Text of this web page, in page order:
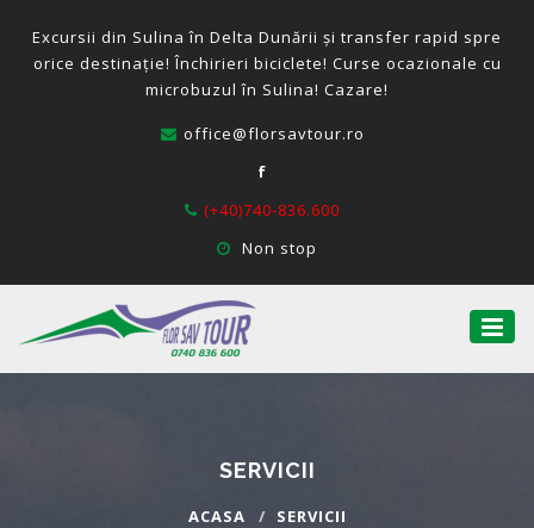
Excursii din Sulina în Delta Dunării și transfer rapid spre
orice destinație! Închirieri biciclete! Curse ocazionale cu
microbuzul în Sulina! Cazare!
office@florsavtour.ro
f
(+40)740-836.600
Non stop
SERVICII
ACASA
SERVICII